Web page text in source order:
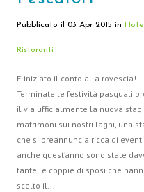
Pubblicato il 03 Apr 2015 in
Ristoranti
E’ iniziato il conto alla rovescia!
Terminate le festività pasquali
il via ufficialmente la nuova
matrimoni sui nostri laghi, una
che si preannuncia ricca di
anche quest’anno sono state
tante le coppie di sposi che
scelto il...